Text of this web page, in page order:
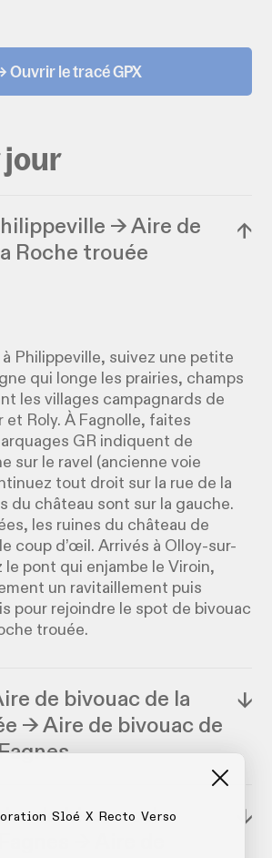
Ouvrir le tracé GPX
jour
→ Aire de
Roche trouée
↓
Philippeville, suivez une petite
qui longe les prairies, champs
les villages campagnards de
et Roly. À Fagnolle, faites
GR indiquent de
sur le ravel (ancienne voie
tout droit sur la rue de la
du château sont sur la gauche.
les ruines du château de
coup d’œil. Arrivés à Olloy-sur-
le pont qui enjambe le Viroin,
un ravitaillement puis
pour rejoindre le spot de bivouac
trouée.
de bivouac de la
→ Aire de bivouac de
↓
de bivouac de
→ Aire de
↓
Sloé X Recto Verso